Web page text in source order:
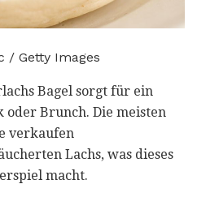
/ Getty Images
Bagel sorgt für ein
oder Brunch. Die meisten
verkaufen
Lachs, was dieses
macht.